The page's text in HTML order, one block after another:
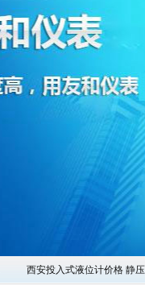
西安投入式液位计价格 静